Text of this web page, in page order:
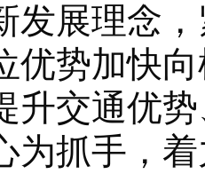
发展理念
优势加快
升交通优
为抓手，